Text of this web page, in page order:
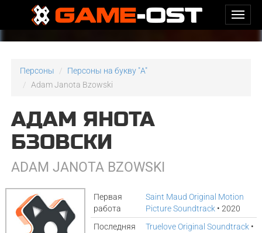
Персоны
Персоны на букву "A"
Adam Janota Bzowski
АДАМ ЯНОТА
БЗОВСКИ
ADAM JANOTA BZOWSKI
Первая
работа
Saint Maud Original Motion
Picture Soundtrack • 2020
Последняя
Truelove Original Soundtrack •